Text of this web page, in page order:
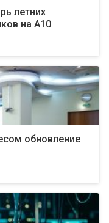
летних
на А10
обновление